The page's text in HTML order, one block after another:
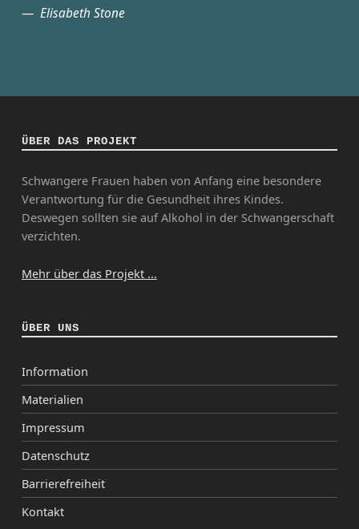
Elisabeth Stone
ÜBER DAS PROJEKT
Schwangere Frauen haben von Anfang eine besondere
Verantwortung für die Gesundheit ihres Kindes.
Deswegen sollten sie auf Alkohol in der Schwangerschaft
verzichten.
Mehr über das Projekt ...
ÜBER UNS
Information
Materialien
Impressum
Datenschutz
Barrierefreiheit
Kontakt